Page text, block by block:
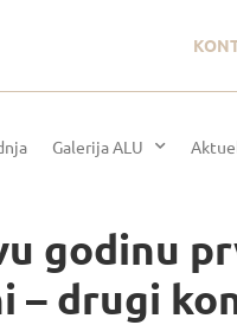
Galerija ALU
godinu
– drugi